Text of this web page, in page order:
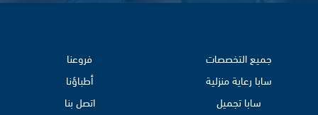
جميع التخصصات
سابا رعاية منزلية
سابا تجميل
فروعنا
أطباؤنا
اتصل بنا